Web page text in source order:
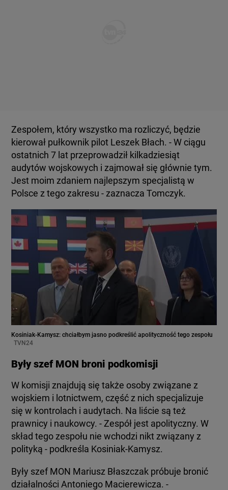
Zespołem, który wszystko ma rozliczyć, będzie
kierował pułkownik pilot Leszek Błach. - W ciągu
ostatnich 7 lat przeprowadził kilkadziesiąt
audytów wojskowych i zajmował się głównie tym.
Jest moim zdaniem najlepszym specjalistą w
Polsce z tego zakresu - zaznacza Tomczyk.
Kosiniak-Kamysz: chciałbym jasno podkreślić apolityczność tego zespołu
TVN24
Były szef MON broni podkomisji
W komisji znajdują się także osoby związane z
wojskiem i lotnictwem, część z nich specjalizuje
się w kontrolach i audytach. Na liście są też
prawnicy i naukowcy. - Zespół jest apolityczny. W
skład tego zespołu nie wchodzi nikt związany z
polityką - podkreśla Kosiniak-Kamysz.
Były szef MON Mariusz Błaszczak próbuje bronić
działalności Antoniego Macierewicza. -